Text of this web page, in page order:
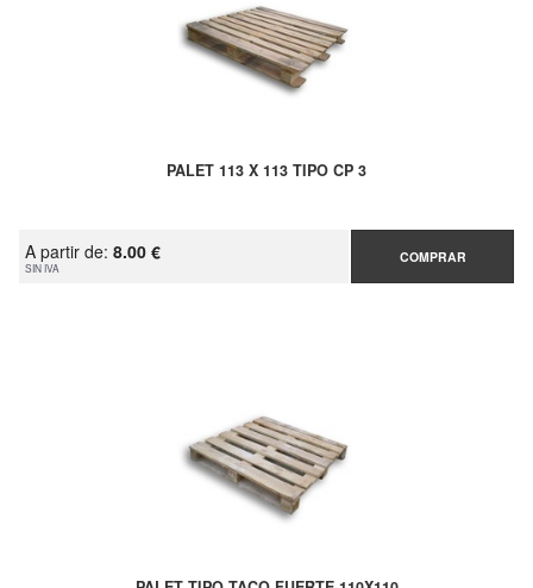
PALET 113 X 113 TIPO CP 3
A partir de: 8.00 €
SIN IVA
COMPRAR